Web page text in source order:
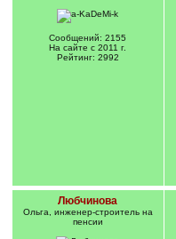
Сообщений: 2155
На сайте с 2011 г.
Рейтинг: 2992
Любчинова
Ольга, инженер-строитель на
пенсии